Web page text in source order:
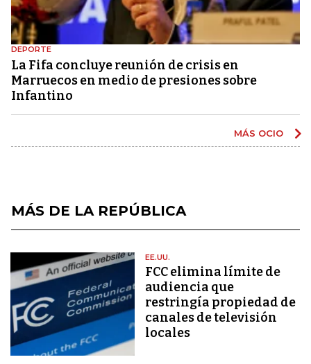
DEPORTE
La Fifa concluye reunión de crisis en
Marruecos en medio de presiones sobre
Infantino
MÁS OCIO
MÁS DE LA REPÚBLICA
EE.UU.
FCC elimina límite de
audiencia que
restringía propiedad de
canales de televisión
locales